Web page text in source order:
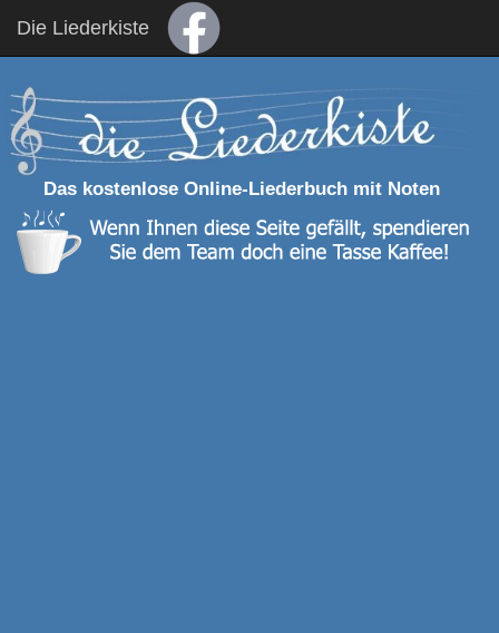
Die Liederkiste
Das kostenlose Online-Liederbuch mit Noten